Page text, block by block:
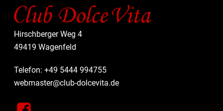
Hirschberger Weg 4
49419 Wagenfeld
Telefon: +49 5444 994755
webmaster@club-dolcevita.de